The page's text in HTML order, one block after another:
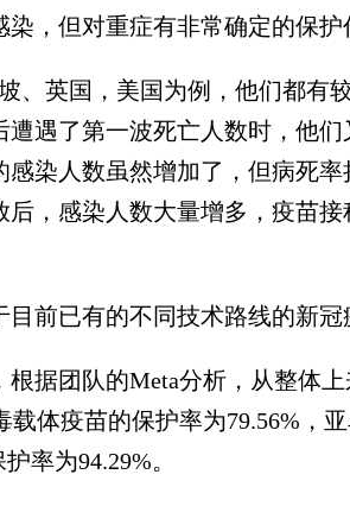
染，但对重症有非常确定的保护
英国，美国为例，他们都有较
遭遇了第一波死亡人数时，他
感染人数虽然增加了，但病死
后，感染人数大量增多，疫苗
已有的不同技术路线的新冠
团队的Meta分析，从整体上
载体疫苗的保护率为79.56%，
率为94.29%。